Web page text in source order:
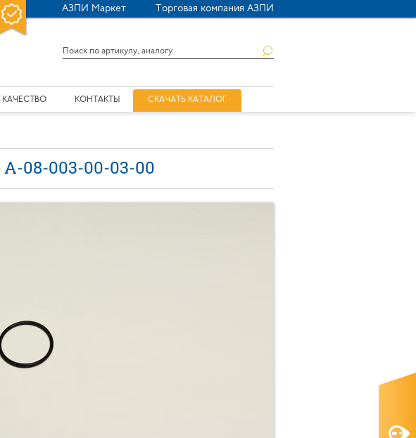
АЗПИ Маркет Торговая компания АЗПИ
КАЧЕСТВО КОНТАКТЫ СКАЧАТЬ КАТАЛОГ
08-003-00-03-00